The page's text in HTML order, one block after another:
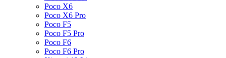
Poco X6
Poco X6 Pro
Poco F5
Poco F5 Pro
Poco F6
Poco F6 Pro